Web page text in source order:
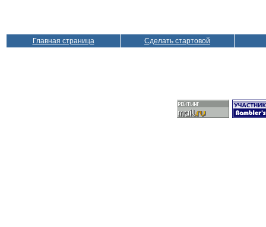
Главная страница Сделать стартовой